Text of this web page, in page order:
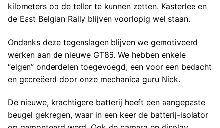
kilometers op de teller te kunnen zetten. Kasterlee en
de East Belgian Rally blijven voorlopig wel staan.
Ondanks deze tegenslagen blijven we gemotiveerd
werken aan de nieuwe GT86. We hebben enkele
“eigen” onderdelen toegevoegd, een voor een bedacht
en gecreëerd door onze mechanica guru Nick.
De nieuwe, krachtigere batterij heeft een aangepaste
beugel gekregen, waar in een keer de batterij-isolator